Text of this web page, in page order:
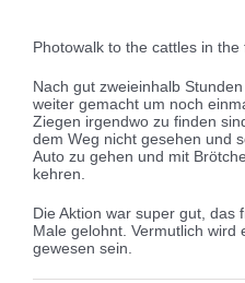
Photowalk to the cattles in
Nach gut zweieinhalb
weiter gemacht um noch
Ziegen irgendwo zu finden
dem Weg nicht gesehen und
Auto zu gehen und mit
kehren.
Die Aktion war super gut, das
Male gelohnt. Vermutlich wird
gewesen sein.